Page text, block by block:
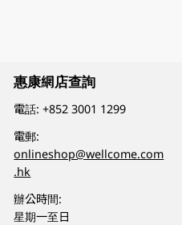
惠康網店查詢
電話:+852 3001 1299
電郵:
onlineshop@wellcome.com
.hk
辦公時間:
星期一至日